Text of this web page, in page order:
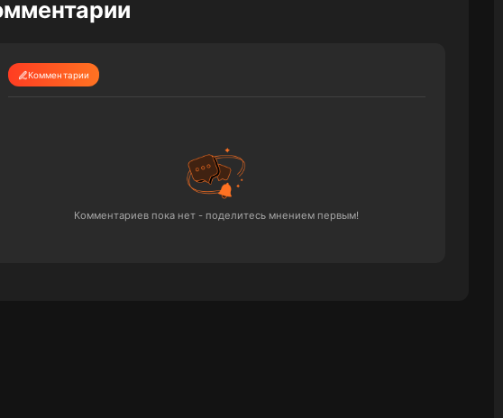
Комментарии
Комментариев пока нет - поделитесь мнением первым!